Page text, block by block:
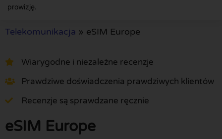
prowizję.
Telekomunikacja » eSIM Europe
Wiarygodne i niezależne recenzje
Prawdziwe doświadczenia prawdziwych klientów
Recenzje są sprawdzane ręcznie
eSIM Europe